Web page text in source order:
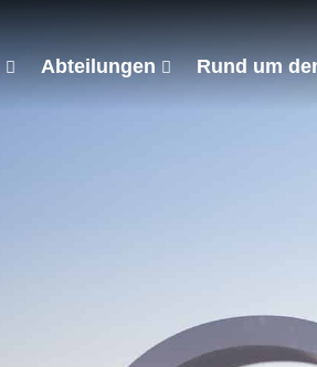
Abteilungen Rund um